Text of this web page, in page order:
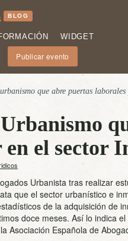
BLOG
WIDGET
Publicar evento
que abre puertas
el sector
Urbanista tras realizar
que el sector urbanístico e
de la adquisición de
doce meses. Así lo indica
Asociación Española de